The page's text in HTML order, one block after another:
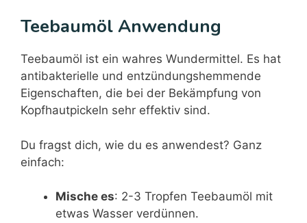
Teebaumöl Anwendung
Teebaumöl ist ein wahres Wundermittel. Es hat
antibakterielle und entzündungshemmende
Eigenschaften, die bei der Bekämpfung von
Kopfhautpickeln sehr effektiv sind.
Du fragst dich, wie du es anwendest? Ganz
einfach:
Mische es: 2-3 Tropfen Teebaumöl mit
etwas Wasser verdünnen.